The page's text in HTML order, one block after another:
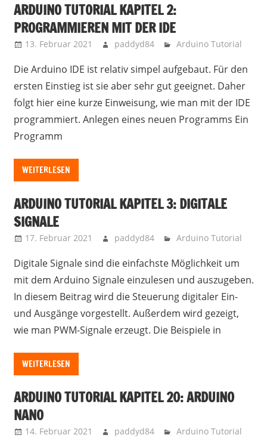
ARDUINO TUTORIAL KAPITEL 2:
PROGRAMMIEREN MIT DER IDE
13. Februar 2021 paddyd84 Arduino Tutorial
Die Arduino IDE ist relativ simpel aufgebaut. Für den
ersten Einstieg ist sie aber sehr gut geeignet. Daher
folgt hier eine kurze Einweisung, wie man mit der IDE
programmiert. Anlegen eines neuen Programms Ein
Programm
WEITERLESEN
ARDUINO TUTORIAL KAPITEL 3: DIGITALE
SIGNALE
17. Februar 2021 paddyd84 Arduino Tutorial
Digitale Signale sind die einfachste Möglichkeit um
mit dem Arduino Signale einzulesen und auszugeben.
In diesem Beitrag wird die Steuerung digitaler Ein-
und Ausgänge vorgestellt. Außerdem wird gezeigt,
wie man PWM-Signale erzeugt. Die Beispiele in
WEITERLESEN
ARDUINO TUTORIAL KAPITEL 20: ARDUINO
NANO
14. Februar 2021 paddyd84 Arduino Tutorial